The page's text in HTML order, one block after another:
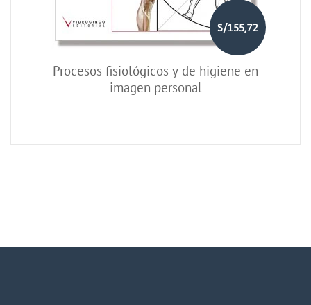
S/155,72
Procesos fisiológicos y de higiene en
imagen personal